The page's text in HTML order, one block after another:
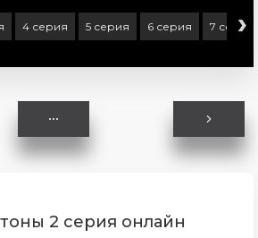
4 серия 5 серия 6 серия 7 серия
›
2 серия онлайн